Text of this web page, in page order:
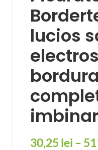
lucios
30,25 lei –